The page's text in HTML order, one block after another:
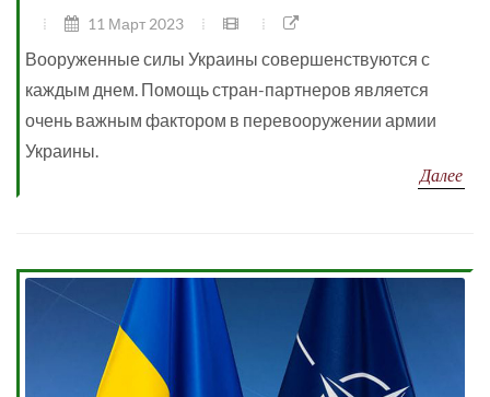
11 Март 2023
Вооруженные силы Украины совершенствуются с
каждым днем. Помощь стран-партнеров является
очень важным фактором в перевооружении армии
Украины.
Далее